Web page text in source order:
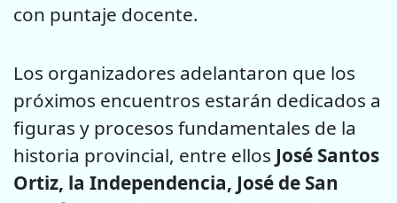
con puntaje docente.
Los organizadores adelantaron que los
próximos encuentros estarán dedicados a
figuras y procesos fundamentales de la
historia provincial, entre ellos José Santos
Ortiz, la Independencia, José de San